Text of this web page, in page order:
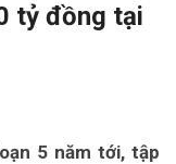
tỷ đồng tại
5 năm tới, tập